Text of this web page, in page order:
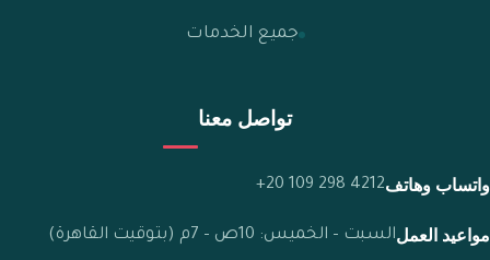
جميع الخدمات
تواصل معنا
واتساب وهاتف+20 109 298 4212
مواعيد العملالسبت – الخميس: 10ص – 7م (بتوقيت القاهرة)